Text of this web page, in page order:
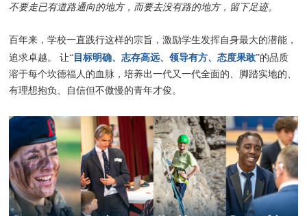
不要走已有道路通向的地方，而要去没有路的地方，留下足迹。
百年来，学校一直践行这样的宗旨，激励学生发挥自身最大的潜能，
追求卓越。 让“目标明确、志存高远、领导有方、态度果敢”的品质
溶于每个坎德福人的血脉，培养出一代又一代全面的、脚踏实地的、
有理想抱负、自信但不傲慢的青年才俊。